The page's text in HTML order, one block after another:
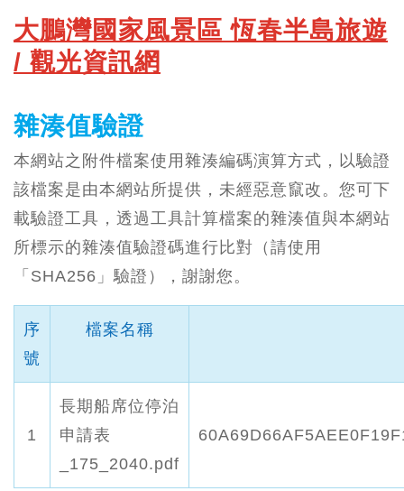
大鵬灣國家風景區 恆春半島旅遊
/ 觀光資訊網
雜湊值驗證
本網站之附件檔案使用雜湊編碼演算方式，以驗證
該檔案是由本網站所提供，未經惡意竄改。您可下
載驗證工具，透過工具計算檔案的雜湊值與本網站
所標示的雜湊值驗證碼進行比對（請使用
「SHA256」驗證），謝謝您。
序
號
檔案名稱
1
長期船席位停泊
申請表
_175_2040.pdf